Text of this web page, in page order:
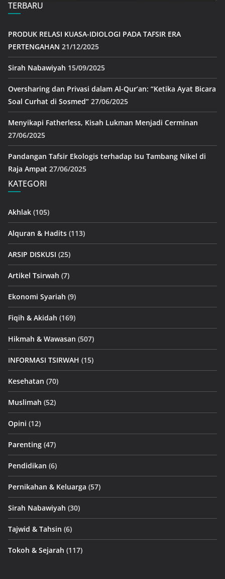
TERBARU
PRODUK RELASI KUASA-IDIOLOGI PADA TAFSIR ERA
PERTENGAHAN 21/12/2025
Sirah Nabawiyah 15/09/2025
Oversharing dan Privasi dalam Al-Qur’an: “Ketika Ayat Bicara
Soal Curhat di Sosmed” 27/06/2025
Menyikapi Fatherless, Kisah Lukman Menjadi Cerminan
27/06/2025
Pandangan Tafsir Ekologis terhadap Isu Tambang Nikel di
Raja Ampat 27/06/2025
KATEGORI
Akhlak (105)
Alquran & Hadits (113)
ARSIP DISKUSI (25)
Artikel Tsirwah (7)
Ekonomi Syariah (9)
Fiqih & Akidah (169)
Hikmah & Wawasan (507)
INFORMASI TSIRWAH (15)
Kesehatan (70)
Muslimah (52)
Opini (12)
Parenting (47)
Pendidikan (6)
Pernikahan & Keluarga (57)
Sirah Nabawiyah (30)
Tajwid & Tahsin (6)
Tokoh & Sejarah (117)